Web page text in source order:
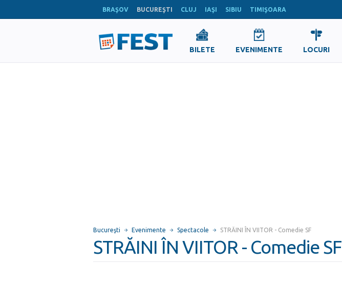
BRAŞOV BUCUREŞTI CLUJ IAŞI SIBIU TIMIŞOARA
BILETE EVENIMENTE LOCURI
Bucureşti Evenimente Spectacole STRĂINI ÎN VIITOR - Comedie SF
STRĂINI ÎN VIITOR - Comedie SF